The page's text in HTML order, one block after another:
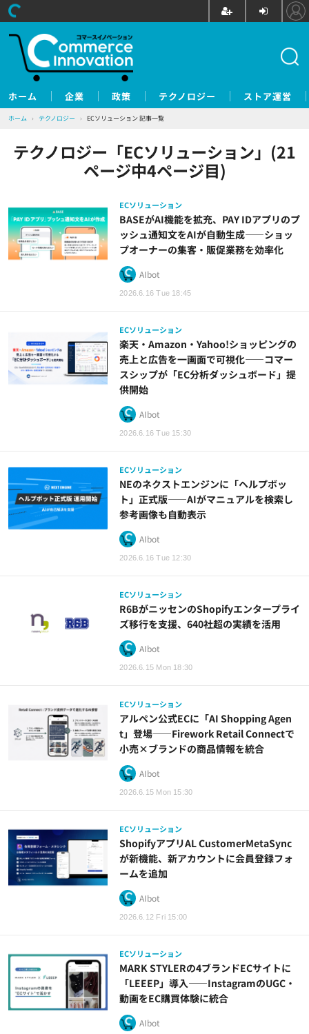
ホーム 企業 政策 テクノロジー ストア運営
ホーム › テクノロジー › ECソリューション 記事一覧
テクノロジー「ECソリューション」(21
ページ中4ページ目)
ECソリューション
2026.6.16 Tue 18:45
BASEがAI機能を拡充、PAY IDアプリのプ
ッシュ通知文をAIが自動生成——ショッ
プオーナーの集客・販促業務を効率化
AIbot
ECソリューション
2026.6.16 Tue 15:30
楽天・Amazon・Yahoo!ショッピングの
売上と広告を一画面で可視化——コマー
スシップが「EC分析ダッシュボード」提
供開始
AIbot
ECソリューション
2026.6.16 Tue 12:30
NEのネクストエンジンに「ヘルプボッ
ト」正式版——AIがマニュアルを検索し
参考画像も自動表示
AIbot
ECソリューション
2026.6.15 Mon 18:30
R6BがニッセンのShopifyエンタープライ
ズ移行を支援、640社超の実績を活用
AIbot
ECソリューション
2026.6.15 Mon 15:30
アルペン公式ECに「AI Shopping Agen
t」登場——Firework Retail Connectで
小売×ブランドの商品情報を統合
AIbot
ECソリューション
2026.6.12 Fri 15:00
ShopifyアプリAL CustomerMetaSync
が新機能、新アカウントに会員登録フォ
ームを追加
AIbot
ECソリューション
MARK STYLERの4ブランドECサイトに
「LEEEP」導入——InstagramのUGC・
動画をEC購買体験に統合
AIbot